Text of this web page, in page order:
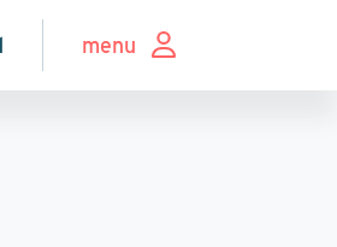
menu